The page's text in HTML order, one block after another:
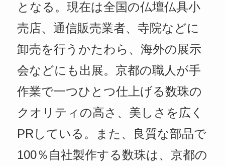
となる。現在は全国の仏壇仏具小
売店、通信販売業者、寺院などに
卸売を行うかたわら、海外の展示
会などにも出展。京都の職人が手
作業で一つひとつ仕上げる数珠の
クオリティの高さ、美しさを広く
PRしている。また、良質な部品で
100％自社製作する数珠は、京都の